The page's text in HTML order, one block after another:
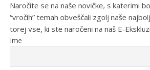
Naročite se na naše novičke, s katerimi
“vročih” temah obveščali zgolj naše
torej vse, ki ste naročeni na naš E-
Ime